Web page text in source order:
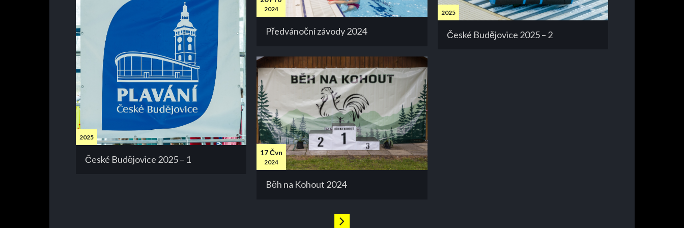
2025
České Budějovice 2025 – 2
2025
České Budějovice 2025 – 1
2024
Předvánoční závody 2024
17 Čvn
2024
Běh na Kohout 2024